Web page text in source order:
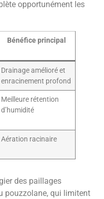
opportunément les
Bénéfice principal
Drainage amélioré et
enracinement profond
Meilleure rétention
d’humidité
Aération racinaire
des paillages
pouzzolane, qui limitent